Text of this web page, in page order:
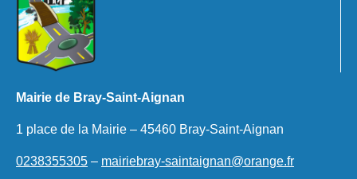
Mairie de Bray-Saint-Aignan
1 place de la Mairie – 45460 Bray-Saint-Aignan
0238355305 – mairiebray-saintaignan@orange.fr